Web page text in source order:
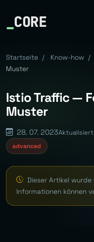
_CORE
Startseite / Know-how /
Muster
Istio Traffic —
Muster
28. 07. 2023
advanced
Dieser Artikel
Informationen können